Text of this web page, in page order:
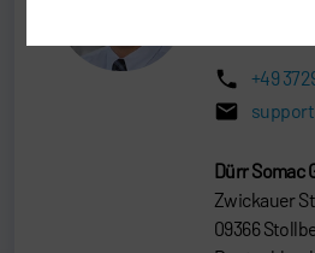
+49
Dürr Somac
Zwickauer
09366